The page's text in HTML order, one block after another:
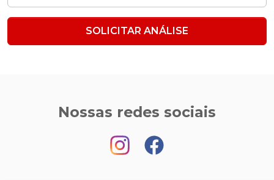
SOLICITAR ANÁLISE
Nossas redes sociais